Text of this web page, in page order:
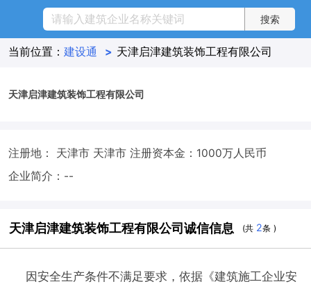
当前位置： 建设通 > 天津启津建筑装饰工程有限公司
天津启津建筑装饰工程有限公司
注册地： 天津市 天津市 注册资本金：1000万人民币
企业简介：--
天津启津建筑装饰工程有限公司诚信信息 (共 2条 )
因安全生产条件不满足要求，依据《建筑施工企业安